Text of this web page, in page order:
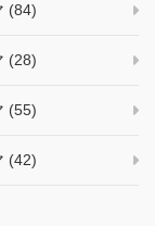
(84)
(28)
(55)
(42)